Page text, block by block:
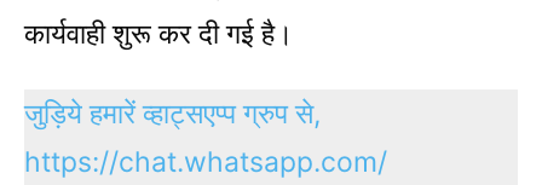
कार्यवाही शुरू कर दी गई है।
जुड़िये हमारें व्हाट्सएप्प ग्रुप से,
https://chat.whatsapp.com/